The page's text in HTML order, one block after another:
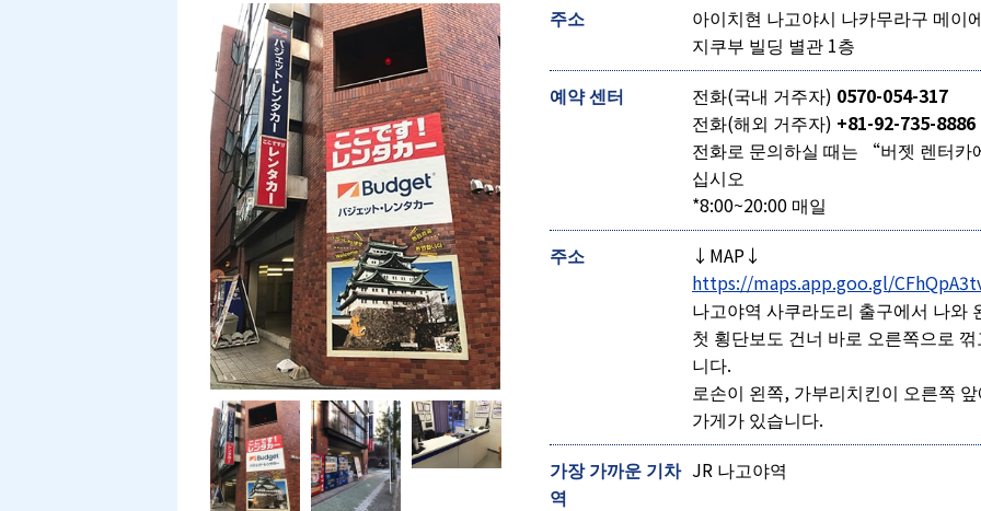
주소
아이치현 나고야시 나카무라구 메이
지쿠부 빌딩 별관 1층
예약 센터 전화(국내 거주자) 0570-054-317
전화(해외 거주자) +81-92-735-8886
전화로 문의하실 때는 “버젯 렌터
십시오
*8:00~20:00 매일
주소
↓MAP↓
https://maps.app.goo.gl/
나고야역 사쿠라도리 출구에서 나와
첫 횡단보도 건너 바로 오른쪽으로
니다.
로손이 왼쪽, 가부리치킨이 오른쪽
가게가 있습니다.
가장 가까운 기차
역
JR 나고야역